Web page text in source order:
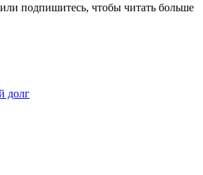
подпишитесь, чтобы читать больше
долг